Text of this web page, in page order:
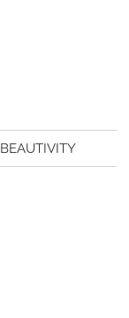
BEAUTIVITY